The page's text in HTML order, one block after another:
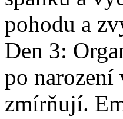
pohodu a
Den 3:
po narození
zmírňují.